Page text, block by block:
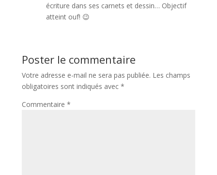
écriture dans ses carnets et dessin… Objectif
atteint ouf! 😉
Poster le commentaire
Votre adresse e-mail ne sera pas publiée. Les champs
obligatoires sont indiqués avec *
Commentaire *